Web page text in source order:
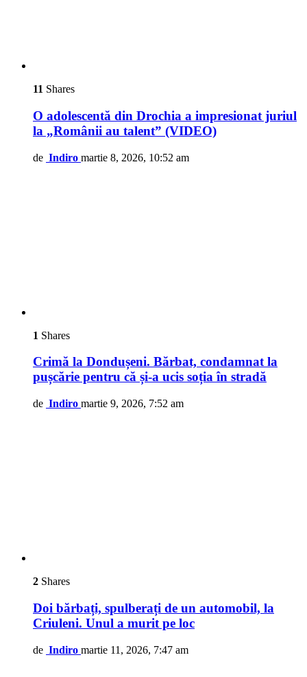
11 Shares
O adolescentă din Drochia a impresionat juriul
la „Românii au talent” (VIDEO)
de Indiro martie 8, 2026, 10:52 am
1 Shares
Crimă la Dondușeni. Bărbat, condamnat la
pușcărie pentru că și-a ucis soția în stradă
de Indiro martie 9, 2026, 7:52 am
2 Shares
Doi bărbați, spulberați de un automobil, la
Criuleni. Unul a murit pe loc
de Indiro martie 11, 2026, 7:47 am